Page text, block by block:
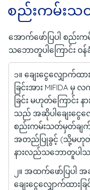
စည်းကမ်းသ
အောက်ဖော်ပြပါ စည်း
သဘောတူပါကြောင်း ဝ
၁။ ချေးငွေလျှောက်ထ
ခြင်းအား MIFIDA
ခြင်း မဟုတ်ကြောင်း
သည် အဆိုပါချေးငွေ
စည်းကမ်းသတ်မှတ်ချက်
အတည်ပြုခွင့် (သို့မဟုတ်)
နားလည်သဘောတူပါ
၂။ အထက်ဖော်ပြပါ
ချေးငွေလျှောက်ထား